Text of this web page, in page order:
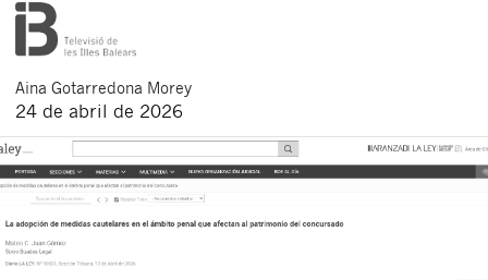
Aina Gotarredona Morey
24 de abril de 2026